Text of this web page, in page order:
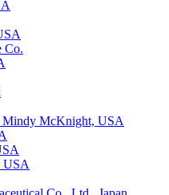
Co.
McKnight, USA
USA